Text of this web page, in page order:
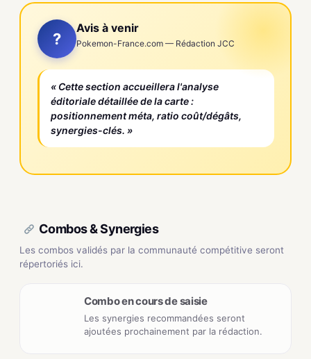
?
Avis à venir
Pokemon-France.com — Rédaction JCC
« Cette section accueillera l'analyse
éditoriale détaillée de la carte :
positionnement méta, ratio coût/dégâts,
synergies-clés. »
Combos & Synergies
Les combos validés par la communauté compétitive seront
répertoriés ici.
Combo en cours de saisie
Les synergies recommandées seront
ajoutées prochainement par la rédaction.